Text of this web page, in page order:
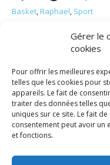
Gérer le
cookies
Pour offrir les meilleures
telles que les cookies pour
appareils. Le fait de
traiter des données telles
uniques sur ce site. Le fait
consentement peut avoir un
et fonctions.
Basket, Raphael, Sport
no images were found
Vous aimerez
Navigation
← %titre